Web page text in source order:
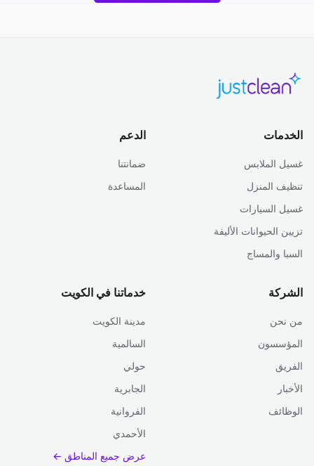
الخدمات
غسيل الملابس
تنظيف المنزل
غسيل السيارات
تزيين الحيوانات الأليفة
السبا والمساج
الدعم
ضمانتنا
المساعدة
الشركة
من نحن
المؤسسون
الفريق
الأخبار
الوظائف
خدماتنا في الكويت
مدينة الكويت
السالمية
حولي
الجابرية
الفروانية
الأحمدي
عرض جميع المناطق ←